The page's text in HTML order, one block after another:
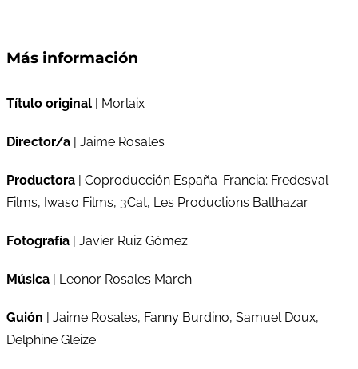
Más información
Título original | Morlaix
Director/a | Jaime Rosales
Productora | Coproducción España-Francia; Fredesval
Films, Iwaso Films, 3Cat, Les Productions Balthazar
Fotografía | Javier Ruiz Gómez
Música | Leonor Rosales March
Guión | Jaime Rosales, Fanny Burdino, Samuel Doux,
Delphine Gleize